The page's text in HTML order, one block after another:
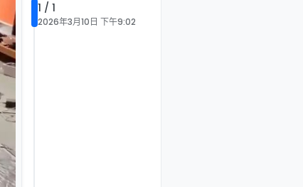
1 / 1
2026年3月10日 下午9:02